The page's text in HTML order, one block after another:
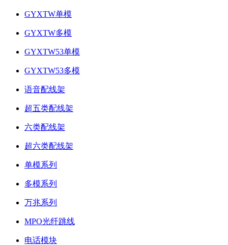
GYXTW单模
GYXTW多模
GYXTW53单模
GYXTW53多模
语音配线架
超五类配线架
六类配线架
超六类配线架
单模系列
多模系列
万兆系列
MPO光纤跳线
电话模块